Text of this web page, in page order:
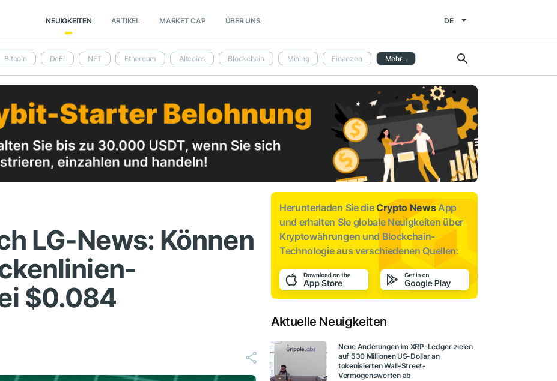
NEUIGKEITEN ARTIKEL MARKET CAP ÜBER UNS DE
Bitcoin DeFi NFT Ethereum Altcoins Blockchain Mining Finanzen Mehr...
LG-News: Können
$0.084
Herunterladen Sie dieCrypto NewsApp
und erhalten Sie globale Neuigkeiten über
Kryptowährungen und Blockchain-
Technologie aus verschiedenen Quellen:
Aktuelle Neuigkeiten
Neue Änderungen im XRP-Ledger zielen
auf 530 Millionen US-Dollar an
tokenisierten Wall-Street-
Vermögenswerten ab